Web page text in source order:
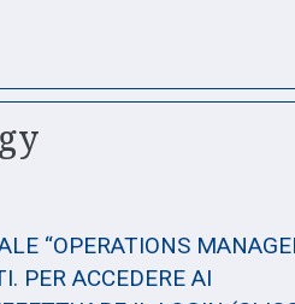
“OPERATIONS
PER ACCEDERE AI